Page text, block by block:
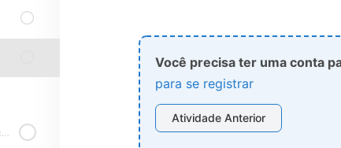
Você precisa ter uma conta
para se registrar
Atividade Anterior